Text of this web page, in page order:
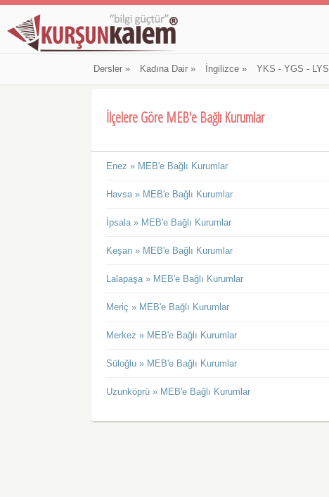
Dersler» Kadına Dair» İngilizce» YKS - YGS - LYS
İlçelere Göre MEB'e Bağlı Kurumlar
Enez » MEB'e Bağlı Kurumlar
Havsa » MEB'e Bağlı Kurumlar
İpsala » MEB'e Bağlı Kurumlar
Keşan » MEB'e Bağlı Kurumlar
Lalapaşa » MEB'e Bağlı Kurumlar
Meriç » MEB'e Bağlı Kurumlar
Merkez » MEB'e Bağlı Kurumlar
Süloğlu » MEB'e Bağlı Kurumlar
Uzunköprü » MEB'e Bağlı Kurumlar